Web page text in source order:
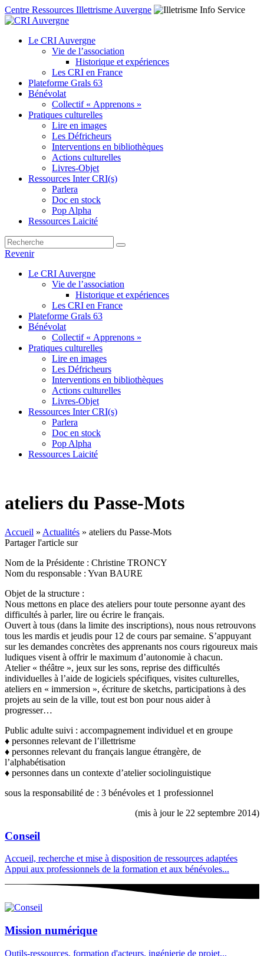
Centre Ressources Illettrisme Auvergne
Le CRI Auvergne
Vie de l’association
Historique et expériences
Les CRI en France
Plateforme Grals 63
Bénévolat
Collectif « Apprenons »
Pratiques culturelles
Lire en images
Les Défricheurs
Interventions en bibliothèques
Actions culturelles
Livres-Objet
Ressources Inter CRI(s)
Parlera
Doc en stock
Pop Alpha
Ressources Laicité
Revenir
Le CRI Auvergne
Vie de l’association
Historique et expériences
Les CRI en France
Plateforme Grals 63
Bénévolat
Collectif « Apprenons »
Pratiques culturelles
Lire en images
Les Défricheurs
Interventions en bibliothèques
Actions culturelles
Livres-Objet
Ressources Inter CRI(s)
Parlera
Doc en stock
Pop Alpha
Ressources Laicité
ateliers du Passe-Mots
Accueil » Actualités » ateliers du Passe-Mots
Partager l'article sur
Nom de la Présidente : Christine TRONCY
Nom du responsable : Yvan BAURE
Objet de la structure :
Nous mettons en place des ateliers pour toute personne ayant des
difficultés à parler, lire ou écrire le français.
Ouvert à tous (dans la limite des inscriptions), nous nous retrouvons
tous les mardis et jeudis pour 12 de cours par semaine. S’appuyant
sur les demandes concrètes des apprenants nos cours rigoureux mais
ludiques visent à offrir le maximum d’autonomie à chacun.
Atelier « théâtre », jeux sur les sons, reprise des difficultés
individuelles à l’aide de logiciels spécifiques, visites culturelles,
ateliers en « immersion », écriture de sketchs, participations à des
projets au sein de la ville, tout est bon pour nous aider à
progresser…
Public adulte suivi : accompagnement individuel et en groupe
♦ personnes relevant de l’illettrisme
♦ personnes relevant du français langue étrangère, de
l’alphabétisation
♦ personnes dans un contexte d’atelier sociolinguistique
sous la responsabilité de : 3 bénévoles et 1 professionnel
(mis à jour le 22 septembre 2014)
Conseil
Accueil, recherche et mise à disposition de ressources adaptées
Appui aux professionnels de la formation et aux bénévoles...
Mission numérique
Outils-ressources, formation d'acteurs, ingénierie de projet...